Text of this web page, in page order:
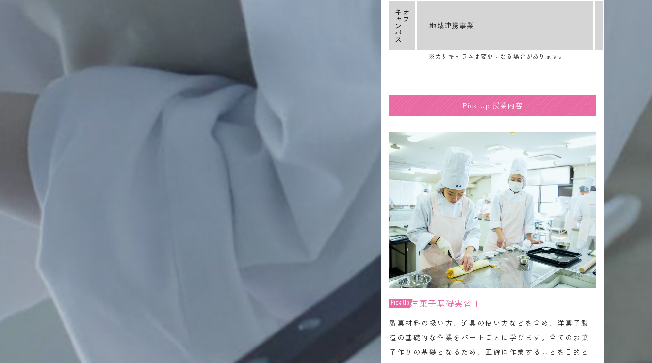
オフ
キャンバス 地域連携事業
※カリキュラムは変更になる場合があります。
Pick Up 授業内容
洋菓子基礎実習Ⅰ
製菓材料の扱い方、道具の使い方などを含め、洋菓子製
造の基礎的な作業をパートごとに学びます。全てのお菓
子作りの基礎となるため、正確に作業することを目的と